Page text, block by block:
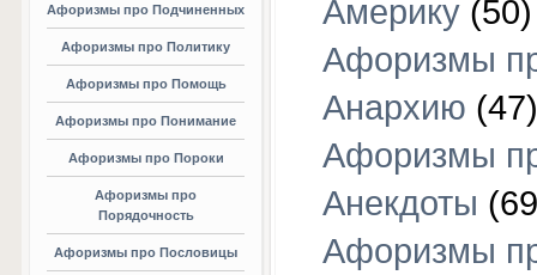
Афоризмы про Подчиненных
Афоризмы про Политику
Афоризмы про Помощь
Афоризмы про Понимание
Афоризмы про Пороки
Афоризмы про
Порядочность
Афоризмы про Пословицы
Америку (50)
Афоризмы
Анархию (47)
Афоризмы
Анекдоты
Афоризмы